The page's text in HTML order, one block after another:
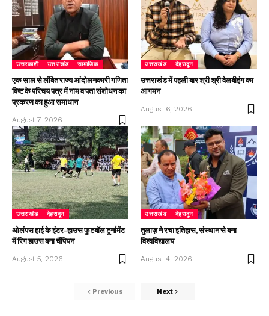
उत्तरकाशी उत्तराखंड सामाजिक
एक साल से लंबित राज्य आंदोलनकारी गणिता
बिष्ट के परिचय पत्र में नाम व पता संशोधन का
प्रकरण का हुआ समाधान
August 7, 2026
उत्तराखंड देहरादून
उत्तराखंड में पहली बार श्री श्री वेलबीइंग का
आगमन
August 6, 2026
उत्तराखंड देहरादून
ओलंपस हाई के इंटर-हाउस फुटबॉल टूर्नामेंट
में रिग हाउस बना चैंपियन
August 5, 2026
उत्तराखंड देहरादून
तुलाज़ ने रचा इतिहास, संस्थान से बना
विश्वविद्यालय
August 4, 2026
Previous Next